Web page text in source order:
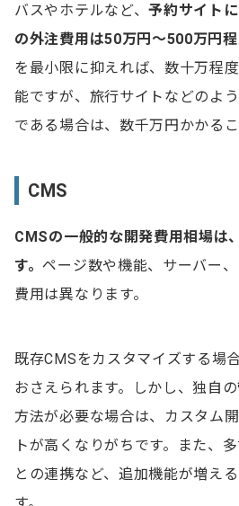
バスやホテルなど、予約サイト
の外注費用は50万円～500万円程
を最小限に抑えれば、数十万程
能ですが、旅行サイトなどのよ
である場合は、数千万円かかるこ
CMS
CMSの一般的な開発費用相場は
す。ページ数や機能、サーバー
費用は異なります。
既存CMSをカスタマイズする場
おさえられます。しかし、独自
方法が必要な場合は、カスタム
トが高くなりがちです。また、
との連携など、追加機能が増え